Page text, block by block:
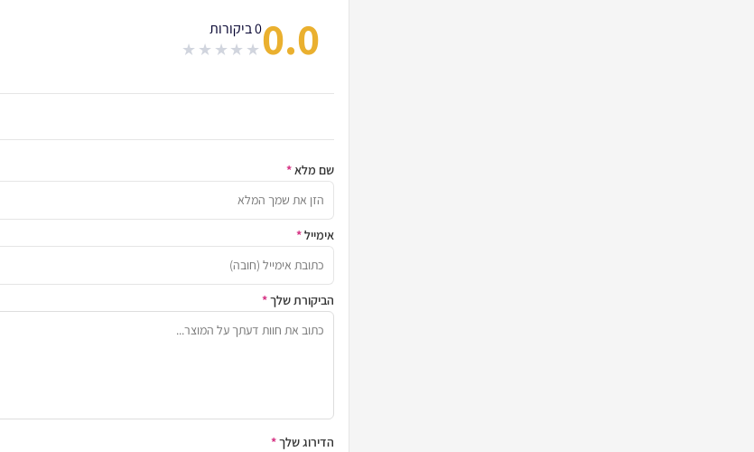
0.00 ביקורות
שם מלא*
אימייל*
הביקורת שלך*
הדירוג שלך*